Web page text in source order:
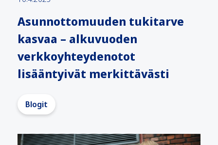
Asunnottomuuden tukitarve
kasvaa – alkuvuoden
verkkoyhteydenotot
lisääntyivät merkittävästi
Blogit